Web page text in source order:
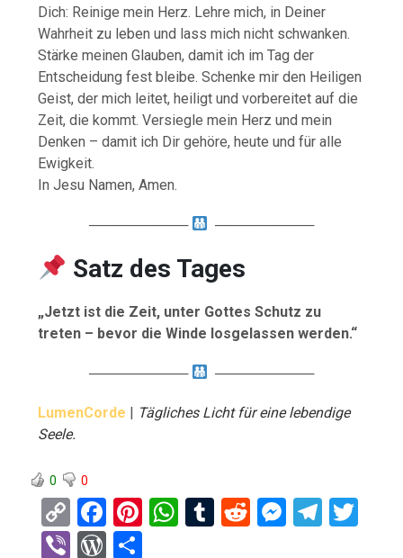
Dich: Reinige mein Herz. Lehre mich, in Deiner
Wahrheit zu leben und lass mich nicht schwanken.
Stärke meinen Glauben, damit ich im Tag der
Entscheidung fest bleibe. Schenke mir den Heiligen
Geist, der mich leitet, heiligt und vorbereitet auf die
Zeit, die kommt. Versiegle mein Herz und mein
Denken – damit ich Dir gehöre, heute und für alle
Ewigkeit.
In Jesu Namen, Amen.
────────── ──────────
Satz des Tages
„Jetzt ist die Zeit, unter Gottes Schutz zu
treten – bevor die Winde losgelassen werden.“
────────── ──────────
LumenCorde | Tägliches Licht für eine lebendige
Seele.
0 0
C
o
F
a
Pi W T
R
M T
Vi W